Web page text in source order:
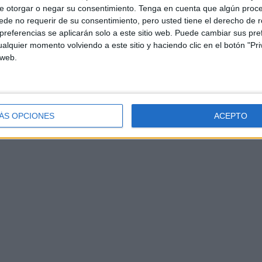
otorgar o negar su consentimiento. Tenga en cuenta que algún
no requerir de su consentimiento, pero usted tiene el derecho de
se aplicarán solo a este sitio web. Puede cambiar sus
momento volviendo a este sitio y haciendo clic en el botón
OPCIONES ACEPTO
a la que pertenece- hace escala en Ceuta,
de la Autoridad Portuaria de Ceuta.